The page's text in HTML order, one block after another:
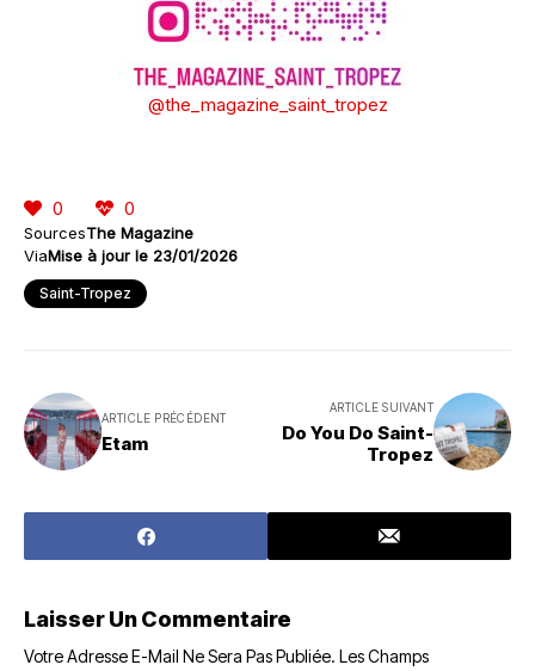
@the_magazine_saint_tropez
0 0
SourcesThe Magazine
ViaMise à jour le 23/01/2026
Saint-Tropez
ARTICLE PRÉCÉDENT
Etam
ARTICLE SUIVANT
Do You Do Saint-
Tropez
Laisser Un Commentaire
Votre Adresse E-Mail Ne Sera Pas Publiée. Les Champs